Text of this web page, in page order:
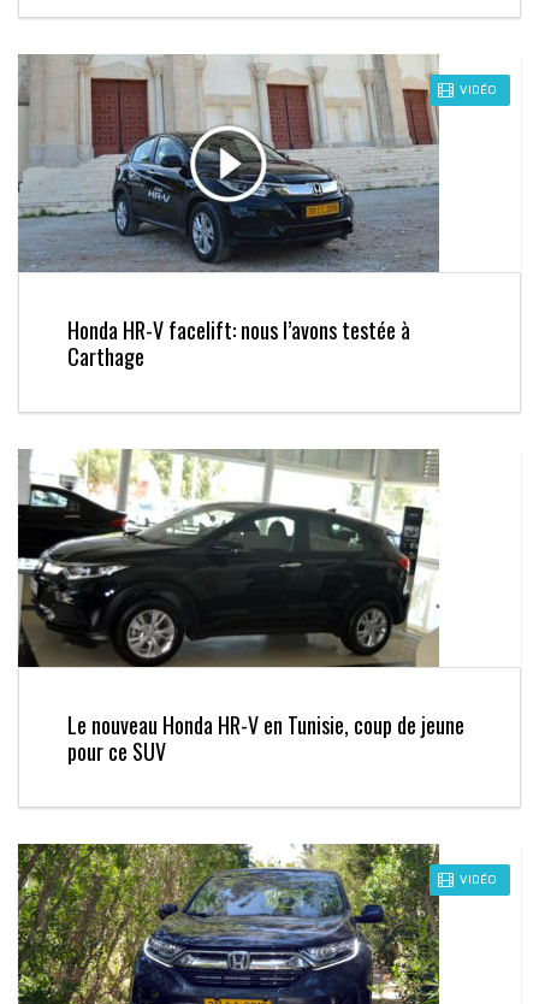
VIDÉO
Honda HR-V facelift: nous l’avons testée à
Carthage
Le nouveau Honda HR-V en Tunisie, coup de jeune
pour ce SUV
VIDÉO